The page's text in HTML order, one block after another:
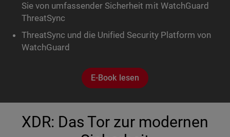
Sie von umfassender Sicherheit mit WatchGuard
ThreatSync
ThreatSync und die Unified Security Platform von
WatchGuard
E-Book lesen
XDR: Das Tor zur modernen